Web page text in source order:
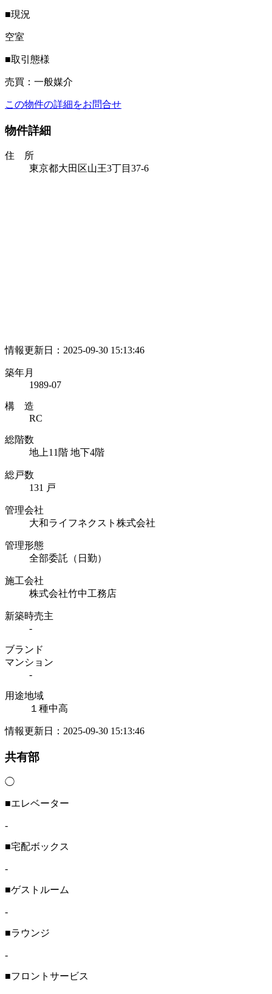
■現況
空室
■取引態様
売買：一般媒介
この物件の詳細をお問合せ
物件詳細
住 所
東京都大田区山王3丁目37-6
情報更新日：2025-09-30 15:13:46
築年月
1989-07
構 造
RC
総階数
地上11階 地下4階
総戸数
131 戸
管理会社
大和ライフネクスト株式会社
管理形態
全部委託（日勤）
施工会社
株式会社竹中工務店
新築時売主
-
ブランド
マンション
-
用途地域
１種中高
情報更新日：2025-09-30 15:13:46
共有部
◯
■エレベーター
-
■宅配ボックス
-
■ゲストルーム
-
■ラウンジ
-
■フロントサービス